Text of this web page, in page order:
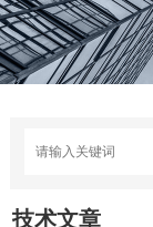
技术文章